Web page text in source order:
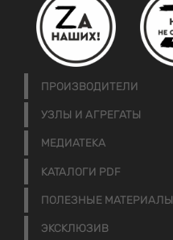
ПРОИЗВОДИТЕЛИ
УЗЛЫ И АГРЕГАТЫ
МЕДИАТЕКА
КАТАЛОГИ PDF
ПОЛЕЗНЫЕ МАТЕРИАЛЫ
ЭКСКЛЮЗИВ